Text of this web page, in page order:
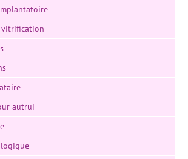
autrui